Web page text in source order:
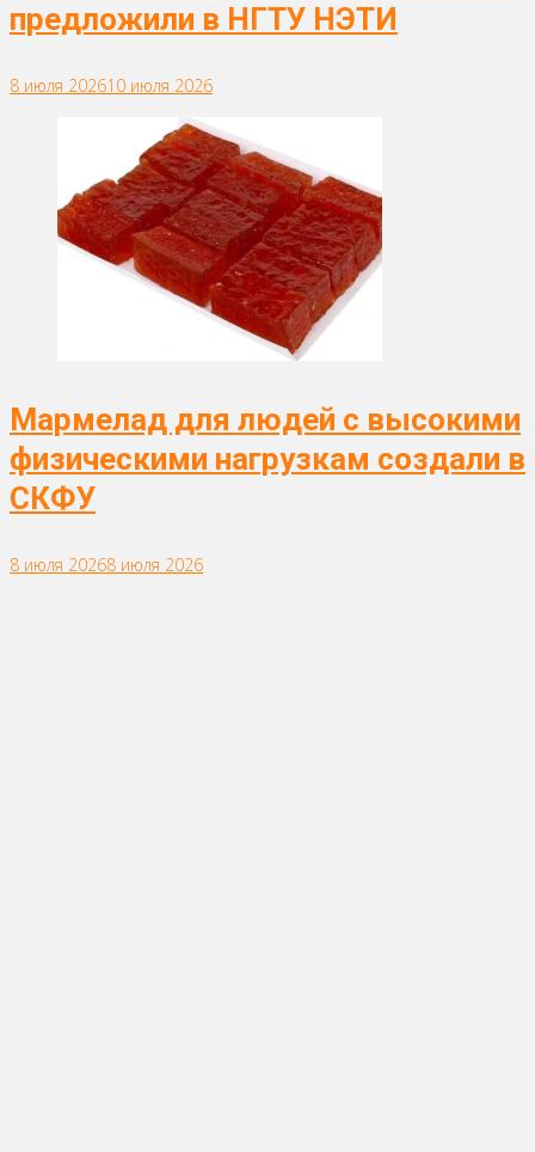
предложили в НГТУ НЭТИ
8 июля 202610 июля 2026
Мармелад для людей с высокими
физическими нагрузкам создали в
СКФУ
8 июля 20268 июля 2026